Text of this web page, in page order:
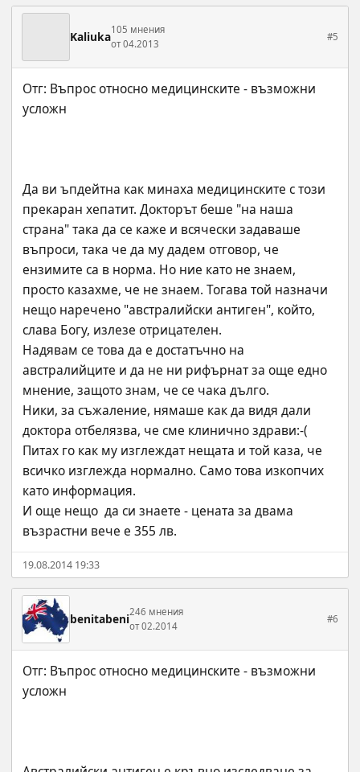
Kaliuka105 мнения
от 04.2013
#5
Отг: Въпрос относно медицинските - възможни
Да ви ъпдейтна как минаха медицинските с този
прекаран хепатит. Докторът беше "на наша
страна" така да се каже и всячески задаваше
въпроси, така че да му дадем отговор, че
ензимите са в норма. Но ние като не знаем,
просто казахме, че не знаем. Тогава той назначи
нещо наречено "австралийски антиген", който,
слава Богу, излезе отрицателен.
Надявам се това да е достатъчно на
австралийците и да не ни рифърнат за още едно
мнение, защото знам, че се чака дълго.
Ники, за съжаление, нямаше как да видя дали
доктора отбелязва, че сме клинично здрави:-(
Питах го как му изглеждат нещата и той каза, че
всичко изглежда нормално. Само това изкопчих
като информация.
И още нещо  да си знаете - цената за двама
възрастни вече е 355 лв.
19.08.2014 19:33
benitabeni246 мнения
от 02.2014
#6
Отг: Въпрос относно медицинските - възможни